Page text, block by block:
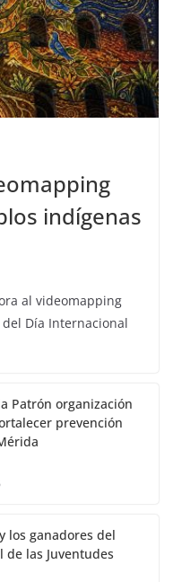
indígenas
al videomapping
Día Internacional
Patrón organización
prevención
los ganadores del
de las Juventudes